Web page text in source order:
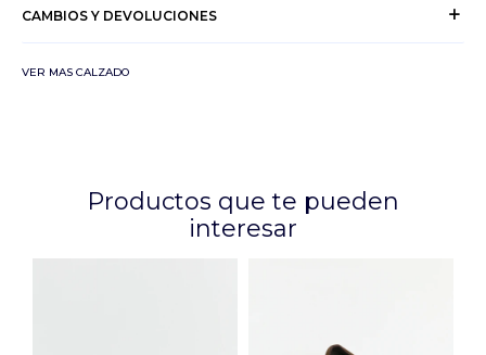
CAMBIOS Y DEVOLUCIONES
VER MAS CALZADO
Productos que te pueden
interesar